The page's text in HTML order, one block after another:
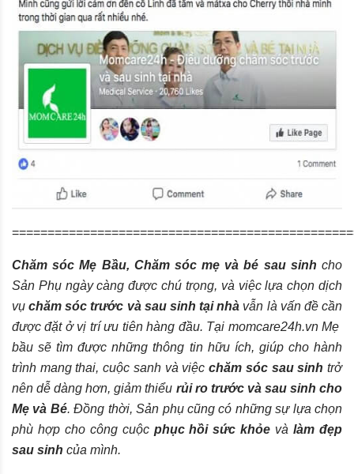
Chăm sóc Mẹ Bầu, Chăm sóc mẹ và bé sau sinh cho
Sản Phụ ngày càng được chú trọng, và việc lựa chọn dịch
vụchăm sóc trước và sau sinh tại nhà vẫn là vấn đề cần
được đặt ở vị trí ưu tiên hàng đầu. Tại momcare24h.vnMẹ
bầu sẽ tìm được những thông tin hữu ích, giúp cho hành
trình mang thai, cuộc sanh và việcchăm sóc sau sinh trở
nên dễ dàng hơn, giảm thiểu rủi ro trước và sau sinh cho
Mẹ và Bé. Đồng thời, Sản phụ cũng có những sự lựa chọn
phù hợp cho công cuộc phục hồi sức khỏe vàlàm đẹp
sau sinh của mình.